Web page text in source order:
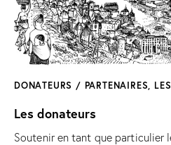
DONATEURS / PARTENAIRES,
Les donateurs
Soutenir en tant que particulier